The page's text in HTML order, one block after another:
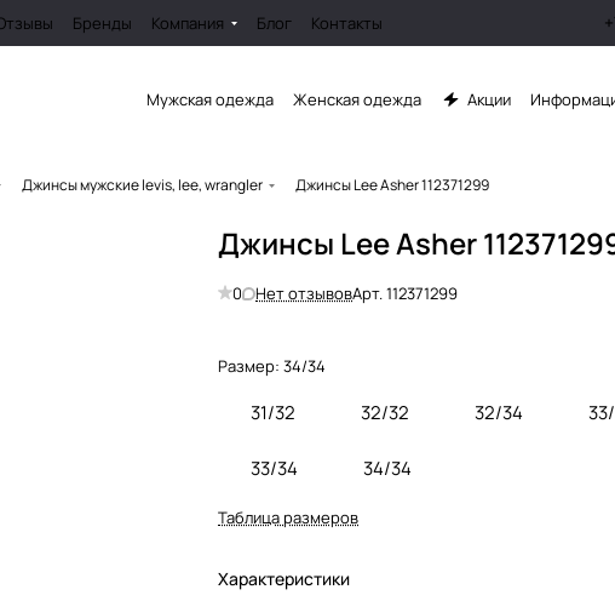
Бренды Компания Блог Контакты
Мужская одежда Женская одежда Акции
Джинсы мужские levis, lee, wrangler Джинсы Lee Asher 112371299
Джинсы Lee Asher
0 Нет отзывовАрт.112371299
Размер:34/34
31/32 32/32 32/34
33/34 34/34
Таблица размеров
Характеристики